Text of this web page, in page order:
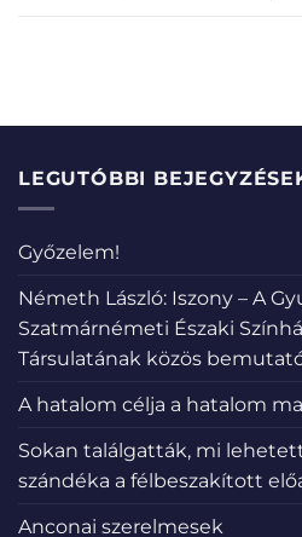
LEGUTÓBBI
Győzelem!
Németh László: Iszony – A
Szatmárnémeti Északi
Társulatának közös
A hatalom célja a hatalom
Sokan találgatták, mi
szándéka a félbeszakított
Anconai szerelmesek